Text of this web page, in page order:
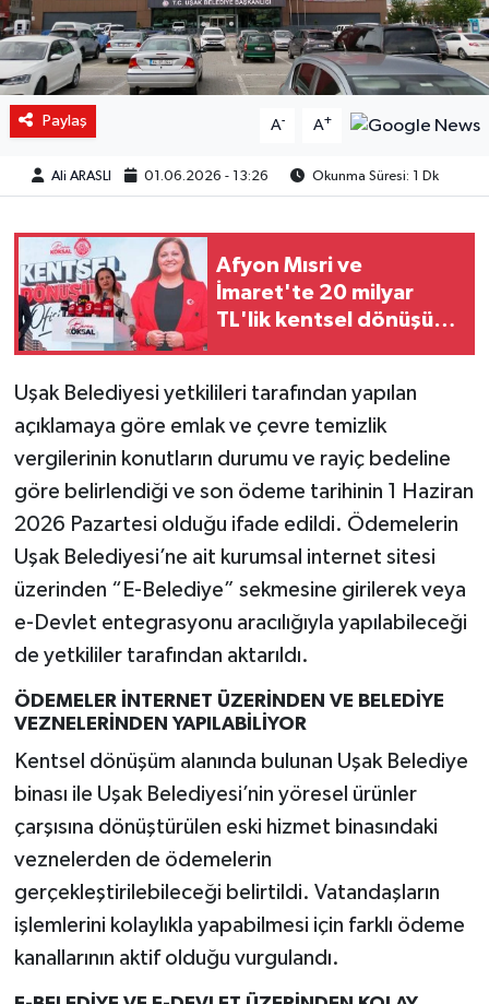
Paylaş A- A+
Ali ARASLI 01.06.2026 - 13:26 Okunma Süresi: 1 Dk
Afyon Mısri ve
İmaret'te 20 milyar
TL'lik kentsel dönüşüm
Uşak Belediyesi yetkilileri tarafından yapılan
açıklamaya göre emlak ve çevre temizlik
vergilerinin konutların durumu ve rayiç bedeline
göre belirlendiği ve son ödeme tarihinin 1 Haziran
2026 Pazartesi olduğu ifade edildi. Ödemelerin
Uşak Belediyesi’ne ait kurumsal internet sitesi
üzerinden “E-Belediye” sekmesine girilerek veya
e-Devlet entegrasyonu aracılığıyla yapılabileceği
de yetkililer tarafından aktarıldı.
ÖDEMELER İNTERNET ÜZERİNDEN VE BELEDİYE
VEZNELERİNDEN YAPILABİLİYOR
Kentsel dönüşüm alanında bulunan Uşak Belediye
binası ile Uşak Belediyesi’nin yöresel ürünler
çarşısına dönüştürülen eski hizmet binasındaki
veznelerden de ödemelerin
gerçekleştirilebileceği belirtildi. Vatandaşların
işlemlerini kolaylıkla yapabilmesi için farklı ödeme
kanallarının aktif olduğu vurgulandı.